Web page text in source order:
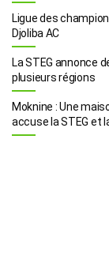
Ligue des
Djoliba AC
La STEG annonce
plusieurs régions
Moknine : Une
accuse la STEG et